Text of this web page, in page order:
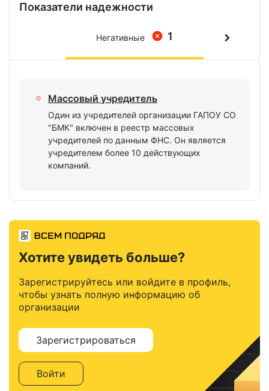
Показатели надежности
1
Негативные
Массовый учредитель
Один из учредителей организации ГАПОУ СО
"БМК" включен в реестр массовых
учредителей по данным ФНС. Он является
учредителем более 10 действующих
компаний.
Хотите увидеть больше?
Зарегистрируйтесь или войдите в профиль,
чтобы узнать полную информацию об
организации
Зарегистрироваться
Войти